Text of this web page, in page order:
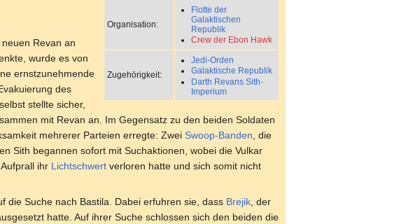
Organisation:
Flotte der
Galaktischen
Republik
Crew der Ebon Hawk
Zugehörigkeit:
Jedi-Orden
Galaktische Republik
Darth Revans Sith-
Imperium
Revan an
wurde es von
ernstzunehmende
des
stellte sicher,
mit Revan an. Im Gegensatz zu den beiden Soldaten
mehrerer Parteien erregte: Zwei Swoop-Banden, die
Sith begannen sofort mit Suchaktionen, wobei die Vulkar
ihr Lichtschwert verloren hatte und sich somit nicht
die Suche nach Bastila. Dabei erfuhren sie, dass Brejik, der
hatte. Auf ihrer Suche schlossen sich den beiden die